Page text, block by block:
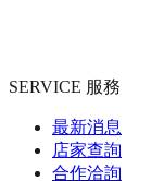
SERVICE 服務
最新消息
店家查詢
合作洽詢